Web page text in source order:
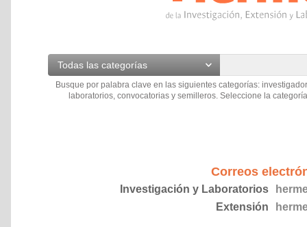
Todas las categorías
Busque por palabra clave en las siguientes categorías:
laboratorios, convocatorias y semilleros. Seleccione la
Correos
Investigación y Laboratorios
Extensión